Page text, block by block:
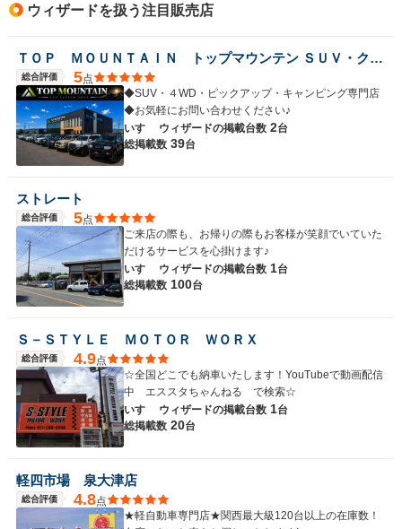
ウィザードを扱う注目販売店
ＴＯＰ ＭＯＵＮＴＡＩＮ トップマウンテン ＳＵＶ・クロカン・キャンピングカー専門店
総合評価 5点
◆SUV・４WD・ピックアップ・キャンピング専門店
◆お気軽にお問い合わせください♪
いすゞ ウィザードの掲載台数 2台
総掲載数 39台
ストレート
総合評価 5点
ご来店の際も、お帰りの際もお客様が笑顔でいていた
だけるサービスを心掛けます♪
いすゞ ウィザードの掲載台数 1台
総掲載数 100台
Ｓ－ＳＴＹＬＥ ＭＯＴＯＲ ＷＯＲＸ
総合評価 4.9点
☆全国どこでも納車いたします！YouTubeで動画配信
中 エススタちゃんねる で検索☆
いすゞ ウィザードの掲載台数 1台
総掲載数 20台
軽四市場 泉大津店
総合評価 4.8点
★軽自動車専門店★関西最大級120台以上の在庫数！